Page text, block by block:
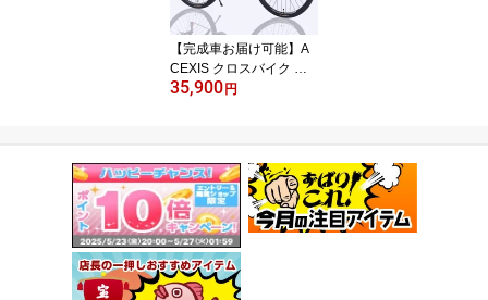
【完成車お届け可能】A
CEXIS クロスバイク 自
転車 シマノ21段変速 適
ゼント 誕生日
35,900円